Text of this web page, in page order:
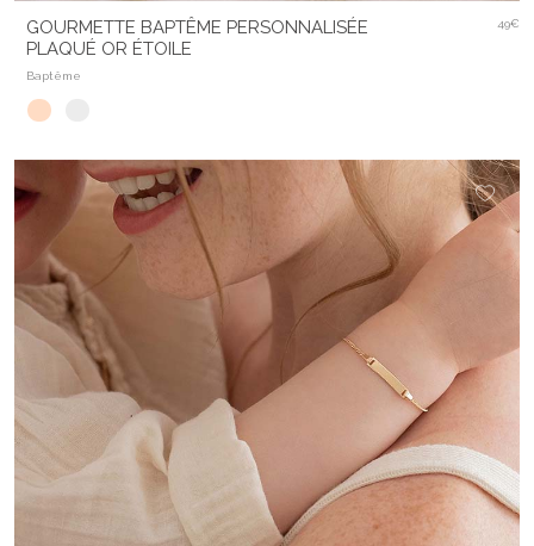
GOURMETTE BAPTÊME PERSONNALISÉE
PLAQUÉ OR ÉTOILE
Baptême
49€